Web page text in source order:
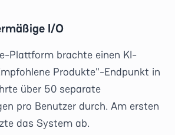
I/O
Plattform brachte einen KI-
Produkte"-Endpunkt in
über 50 separate
pro Benutzer durch. Am ersten
das System ab.